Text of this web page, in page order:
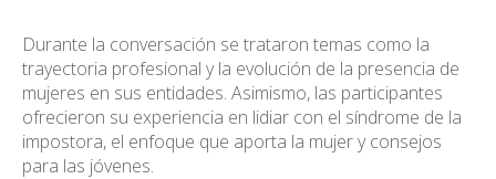
Durante la conversación se trataron temas como la
trayectoria profesional y la evolución de la presencia de
mujeres en sus entidades. Asimismo, las participantes
ofrecieron su experiencia en lidiar con el síndrome de la
impostora, el enfoque que aporta la mujer y consejos
para las jóvenes.